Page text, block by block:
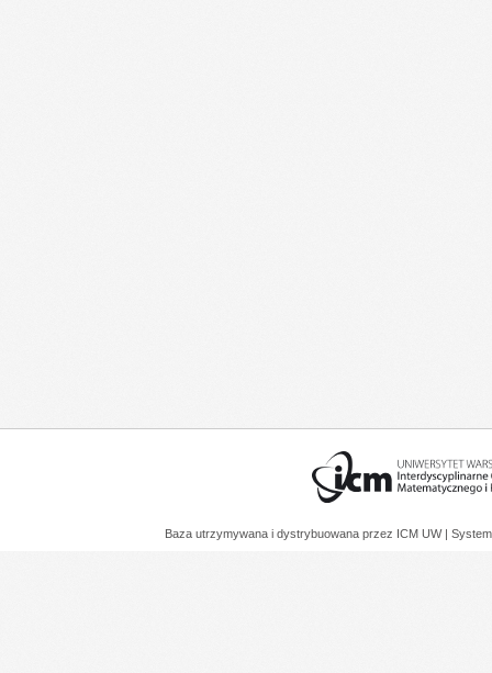
Baza utrzymywana i dystrybuowana przez ICM UW |